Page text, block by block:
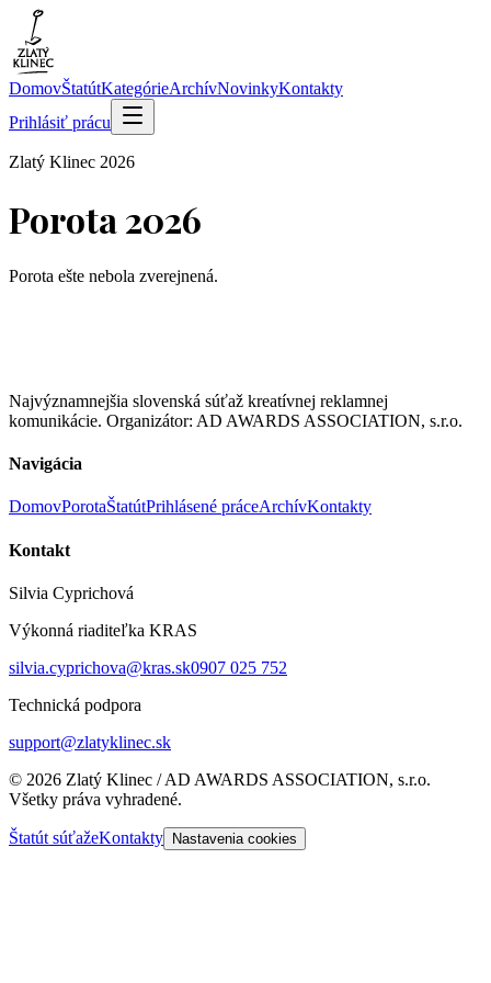
DomovŠtatútKategórieArchívNovinkyKontakty
Prihlásiť prácu
Zlatý Klinec 2026
Porota2026
Porota ešte nebola zverejnená.
Najvýznamnejšia slovenská súťaž kreatívnej reklamnej
komunikácie. Organizátor: AD AWARDS ASSOCIATION, s.r.o.
Navigácia
DomovPorotaŠtatútPrihlásené práceArchívKontakty
Kontakt
Silvia Cyprichová
Výkonná riaditeľka KRAS
silvia.cyprichova@kras.sk0907 025 752
Technická podpora
support@zlatyklinec.sk
© 2026 Zlatý Klinec / AD AWARDS ASSOCIATION, s.r.o.
Všetky práva vyhradené.
Štatút súťažeKontakty Nastavenia cookies